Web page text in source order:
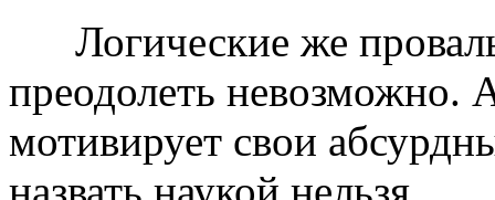
Логические же
преодолеть невозможно.
мотивирует свои